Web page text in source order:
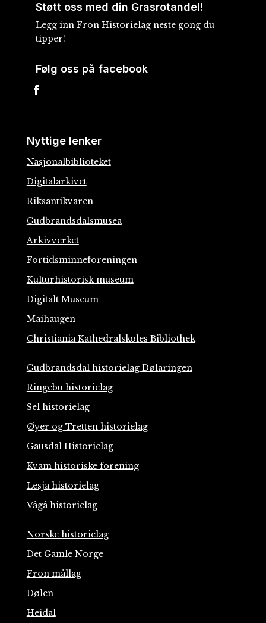
Støtt oss med din Grasrotandel!
Legg inn Fron Historielag neste gong du
tipper!
Følg oss på facebook
Nyttige lenker
Nasjonalbiblioteket
Digitalarkivet
Riksantikvaren
Gudbrandsdalsmusea
Arkivverket
Fortidsminneforeningen
Kulturhistorisk museum
Digitalt Museum
Maihaugen
Christiania Kathedralskoles Bibliothek
Gudbrandsdal historielag Dølaringen
Ringebu historielag
Sel historielag
Øyer og Tretten historielag
Gausdal Historielag
Kvam historiske forening
Lesja historielag
Vågå historielag
Norske historielag
Det Gamle Norge
Fron mållag
Dølen
Heidal